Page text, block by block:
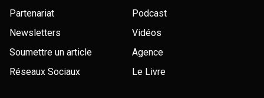
Partenariat
Newsletters
Soumettre un article
Réseaux Sociaux
Podcast
Vidéos
Agence
Le Livre